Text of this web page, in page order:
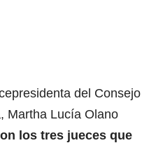
del Consejo
Martha Lucía Olano
los tres jueces que